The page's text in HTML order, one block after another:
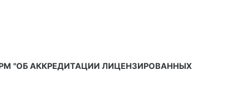
"ОБ АККРЕДИТАЦИИ ЛИЦЕНЗИРОВАННЫХ